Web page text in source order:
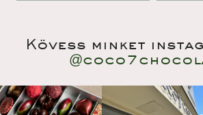
Kövess minket